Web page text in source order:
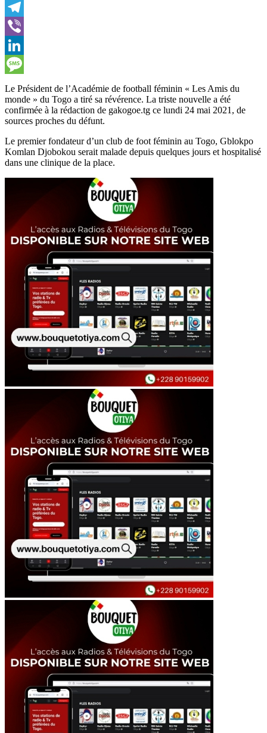
Twitter
Telegram
Viber
LinkedIn
Message
Le Président de l’Académie de football féminin « Les Amis du
monde » du Togo a tiré sa révérence. La triste nouvelle a été
confirmée à la rédaction de gakogoe.tg ce lundi 24 mai 2021, de
sources proches du défunt.
Le premier fondateur d’un club de foot féminin au Togo, Gblokpo
Komlan Djobokou serait malade depuis quelques jours et hospitalisé
dans une clinique de la place.